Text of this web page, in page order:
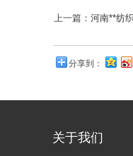
上一篇： 河南**纺
分享到：
关于我们